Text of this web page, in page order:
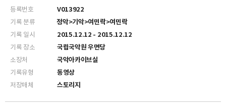
등록번호
V013922
기록 분류
정악>기악>여민락>여민락
기록 일시
2015.12.12 - 2015.12.12
기록 장소
국립국악원 우면당
소장처
국악아카이브실
기록유형
동영상
저장매체
스토리지